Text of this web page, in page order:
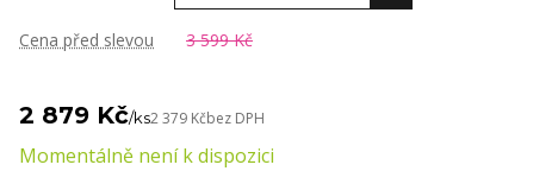
Cena před slevou 3 599 Kč
2 879 Kč/ks2 379 Kčbez DPH
Momentálně není k dispozici